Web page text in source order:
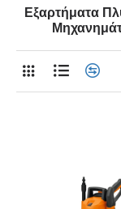
Εξαρτήματα